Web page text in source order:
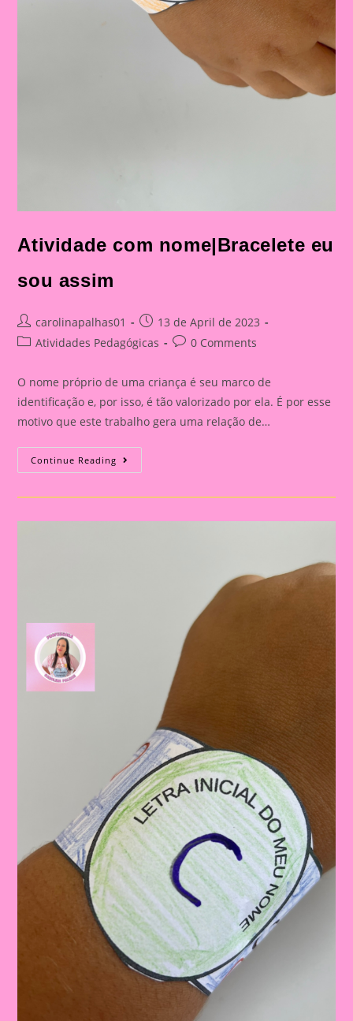
Atividade com nome|Bracelete eu
sou assim
Post
author:
carolinapalhas01
Post
published:
13 de April de 2023
PostAtividades Pedagógicas
Post0 Comments
O nome próprio de uma criança é seu marco de
identificação e, por isso, é tão valorizado por ela. É por esse
motivo que este trabalho gera uma relação de…
Continue Reading Atividade
Com